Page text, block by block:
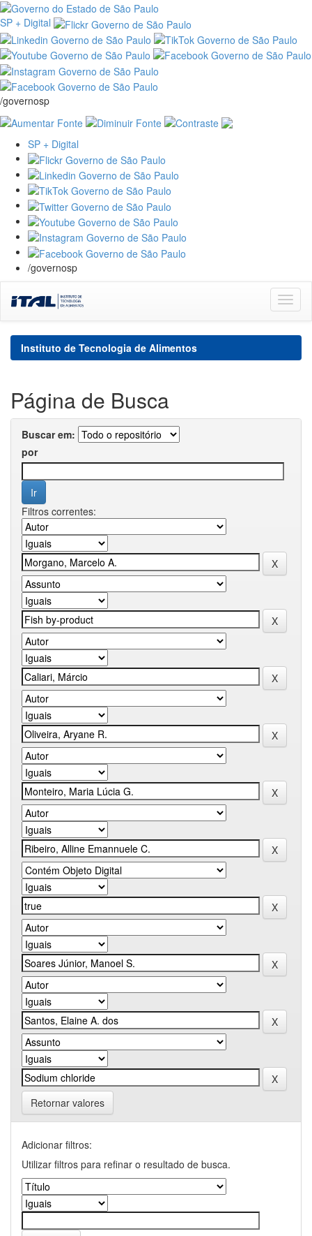
SP + Digital
/governosp
SP + Digital
/governosp
navigation
Instituto de Tecnologia de Alimentos
Página de Busca
Buscar em:
por
Filtros correntes:
Retornar valores
Adicionar filtros:
Utilizar filtros para refinar o resultado de busca.